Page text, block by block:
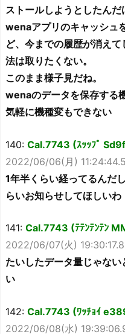
ストールしようとしたんだ
wenaアプリのキャッシュ
ど、今までの履歴が消え
法は取りたくない。
このまま様子見だね。
wenaのデータを保存する
気軽に機種変もできない
140: Cal.7743 (ｽｯｯﾌﾟ
2022/06/06(月)
1年半くらい経ってるんだ
らいお知らせしてほしいわ
141: Cal.7743 (ﾃﾃﾝﾃﾝﾃﾝ
2022/06/07(火)
たいしたデータ量じゃな
い
142: Cal.7743 (ﾜｯﾁｮｲ
2022/06/08(水)